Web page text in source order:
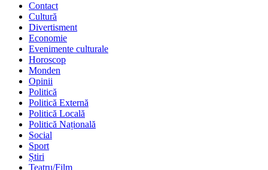
Contact
Cultură
Divertisment
Economie
Evenimente culturale
Horoscop
Monden
Opinii
Politică
Politică Externă
Politică Locală
Politică Națională
Social
Sport
Știri
Teatru/Film